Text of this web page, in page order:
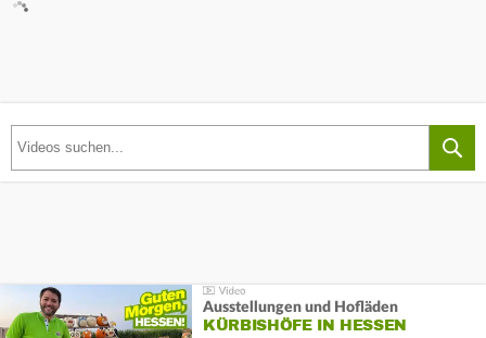
Ausstellungen und Hofläden
KÜRBISHÖFE IN HESSEN